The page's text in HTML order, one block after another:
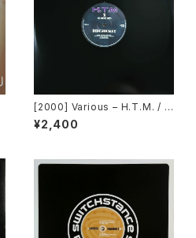
[2000] Various – H.T.M. / B
ack To The "Disco" ~私もD
iscoへ連れていって~ Reques
¥2,400